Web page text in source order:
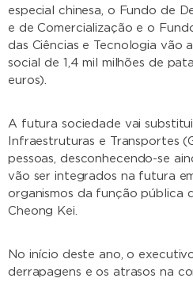
especial chinesa, o Fundo de
e de Comercialização e o
das Ciências e Tecnologia vão
social de 1,4 mil milhões de
euros).
A futura sociedade vai
Infraestruturas e Transportes
pessoas, desconhecendo-se
vão ser integrados na futura
organismos da função pública
Cheong Kei.
No início deste ano, o
derrapagens e os atrasos na